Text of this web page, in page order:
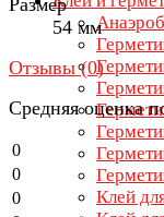
Клей
54 мм
Отзывы (0)
Средняя оценка
0
0
0